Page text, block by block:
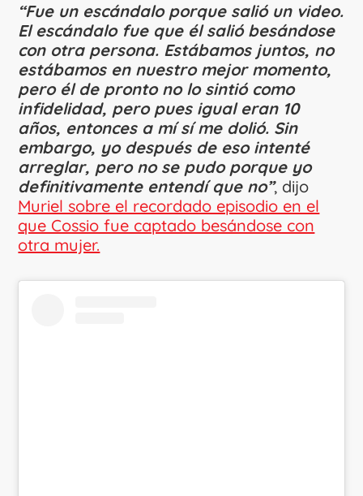
“Fue un escándalo porque salió un video.
El escándalo fue que él salió besándose
con otra persona. Estábamos juntos, no
estábamos en nuestro mejor momento,
pero él de pronto no lo sintió como
infidelidad, pero pues igual eran 10
años, entonces a mí sí me dolió. Sin
embargo, yo después de eso intenté
arreglar, pero no se pudo porque yo
definitivamente entendí que no”, dijo
Muriel sobre el recordado episodio en el
que Cossio fue captado besándose con
otra mujer.